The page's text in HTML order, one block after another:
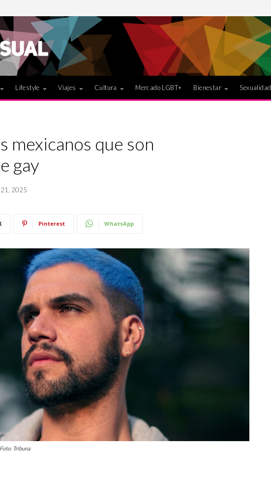
Lifestyle Viajes Cultura Mercado LGBT+ Bienestar Sexualidad
mexicanos que son
gay
21, 2025
Pinterest WhatsApp
Tribuna